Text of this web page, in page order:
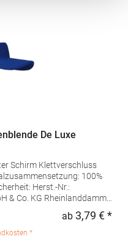
De Luxe
100%
Herst.-Nr.:
& Co. KG Rheinlanddamm
ab 3,79 € *
*